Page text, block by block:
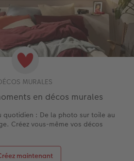
MURALES
en décos murales
quotidien : De la photo sur toile au
Créez vous-même vos décos
maintenant